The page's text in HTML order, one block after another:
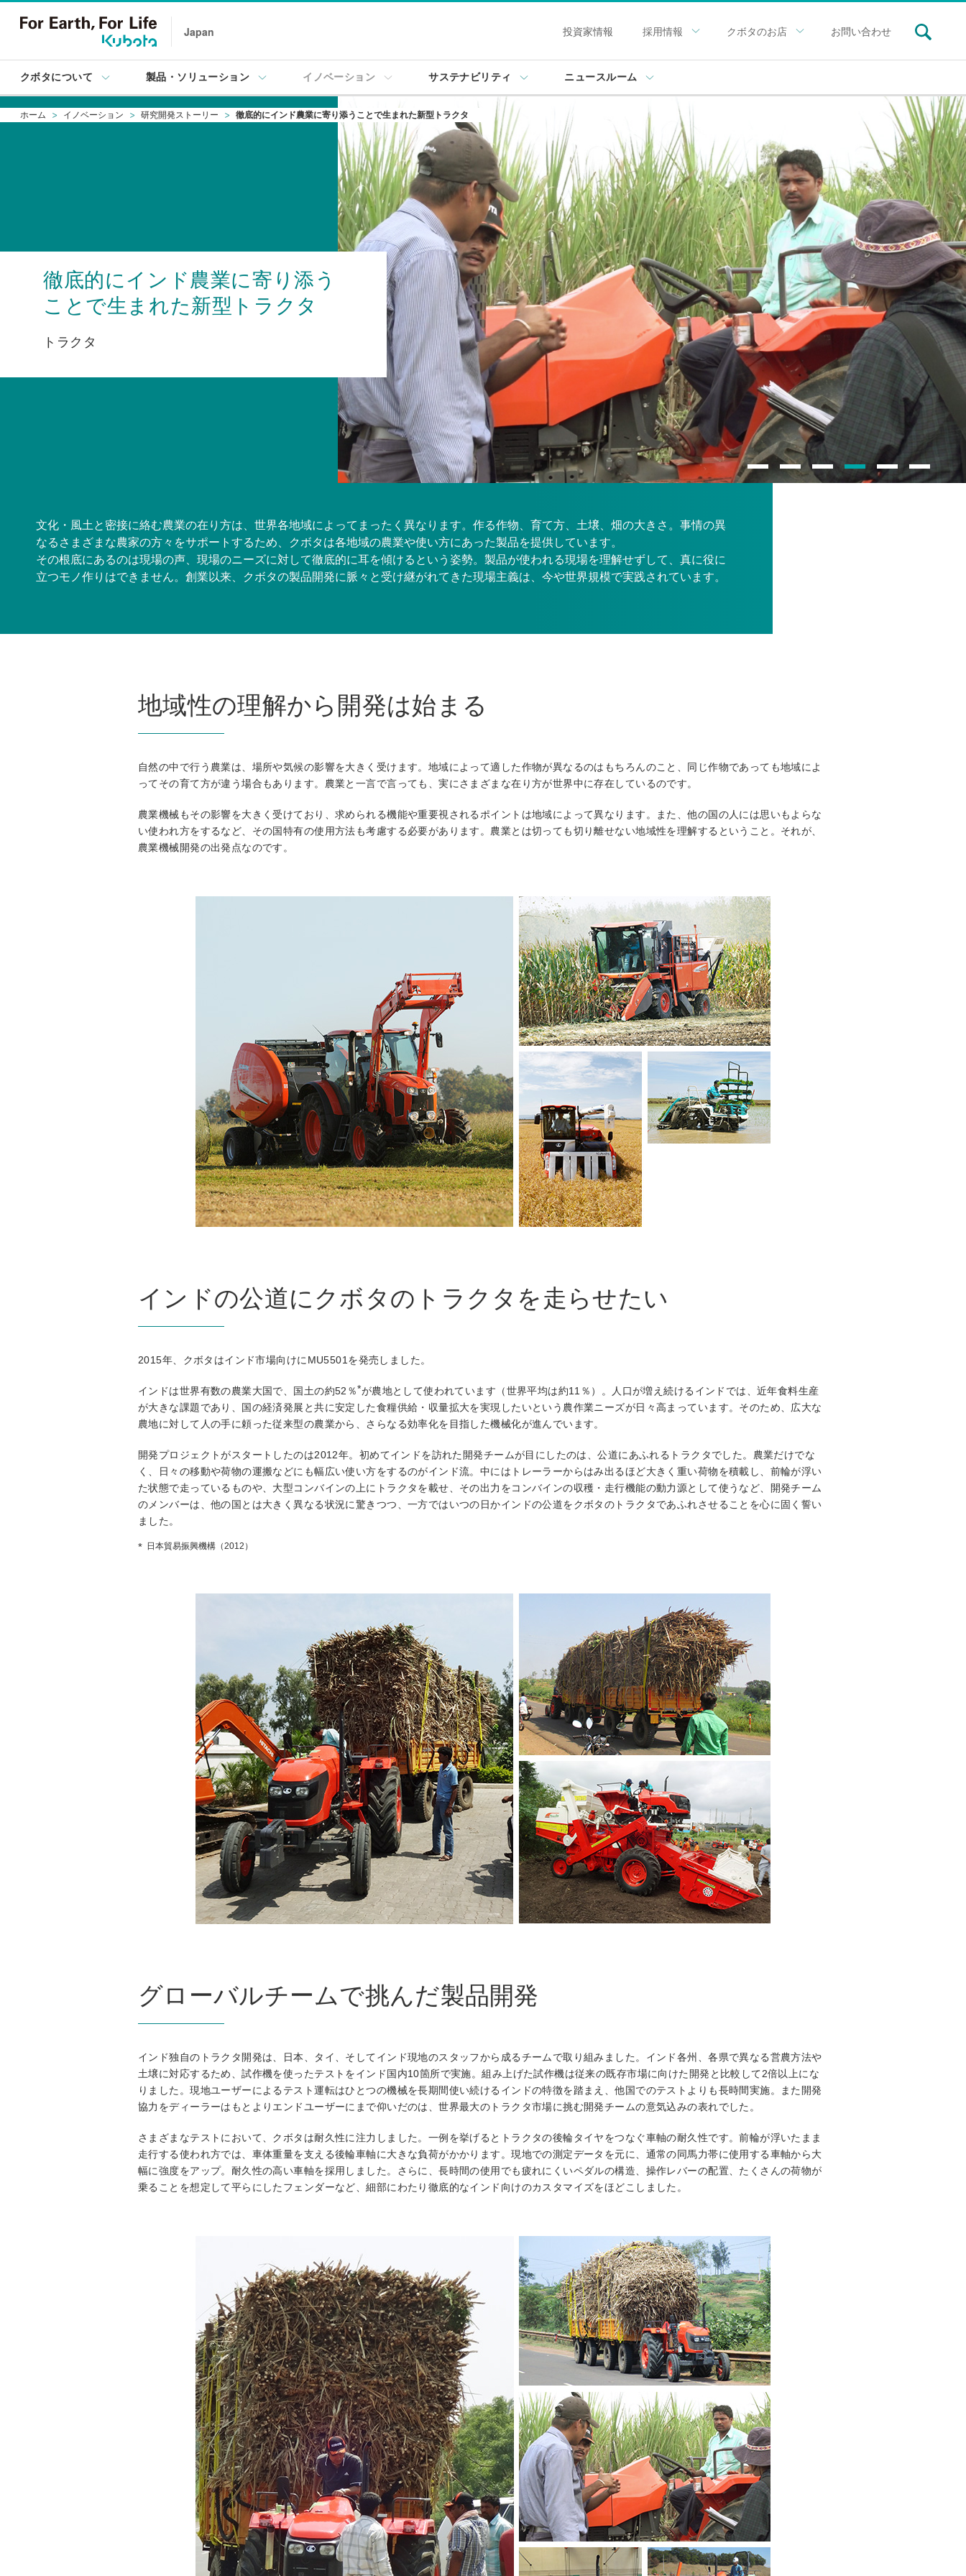
Japan 投資家情報 採用情報 クボタのお店 お問い合わせ
クボタについて 製品・ソリューション イノベーション サステナビリティ ニュースルーム
ホーム イノベーション 研究開発ストーリー 徹底的にインド農業に寄り添うことで生まれた新型トラクタ
徹底的にインド農業に寄り添う
ことで生まれた新型トラクタ
トラクタ
文化・風土と密接に絡む農業の在り方は、世界各地域によってまったく異なります。作る作物、育て方、土壌、畑の大きさ。事情の異
なるさまざまな農家の方々をサポートするため、クボタは各地域の農業や使い方にあった製品を提供しています。
その根底にあるのは現場の声、現場のニーズに対して徹底的に耳を傾けるという姿勢。製品が使われる現場を理解せずして、真に役に
立つモノ作りはできません。創業以来、クボタの製品開発に脈々と受け継がれてきた現場主義は、今や世界規模で実践されています。
地域性の理解から開発は始まる
自然の中で行う農業は、場所や気候の影響を大きく受けます。地域によって適した作物が異なるのはもちろんのこと、同じ作物であっても地域によ
ってその育て方が違う場合もあります。農業と一言で言っても、実にさまざまな在り方が世界中に存在しているのです。
農業機械もその影響を大きく受けており、求められる機能や重要視されるポイントは地域によって異なります。また、他の国の人には思いもよらな
い使われ方をするなど、その国特有の使用方法も考慮する必要があります。農業とは切っても切り離せない地域性を理解するということ。それが、
農業機械開発の出発点なのです。
インドの公道にクボタのトラクタを走らせたい
2015年、クボタはインド市場向けにMU5501を発売しました。
インドは世界有数の農業大国で、国土の約52％*が農地として使われています（世界平均は約11％）。人口が増え続けるインドでは、近年食料生産
が大きな課題であり、国の経済発展と共に安定した食糧供給・収量拡大を実現したいという農作業ニーズが日々高まっています。そのため、広大な
農地に対して人の手に頼った従来型の農業から、さらなる効率化を目指した機械化が進んでいます。
開発プロジェクトがスタートしたのは2012年。初めてインドを訪れた開発チームが目にしたのは、公道にあふれるトラクタでした。農業だけでな
く、日々の移動や荷物の運搬などにも幅広い使い方をするのがインド流。中にはトレーラーからはみ出るほど大きく重い荷物を積載し、前輪が浮い
た状態で走っているものや、大型コンバインの上にトラクタを載せ、その出力をコンバインの収穫・走行機能の動力源として使うなど、開発チーム
のメンバーは、他の国とは大きく異なる状況に驚きつつ、一方ではいつの日かインドの公道をクボタのトラクタであふれさせることを心に固く誓い
ました。
日本貿易振興機構（2012）
グローバルチームで挑んだ製品開発
インド独自のトラクタ開発は、日本、タイ、そしてインド現地のスタッフから成るチームで取り組みました。インド各州、各県で異なる営農方法や
土壌に対応するため、試作機を使ったテストをインド国内10箇所で実施。組み上げた試作機は従来の既存市場に向けた開発と比較して2倍以上にな
りました。現地ユーザーによるテスト運転はひとつの機械を長期間使い続けるインドの特徴を踏まえ、他国でのテストよりも長時間実施。また開発
協力をディーラーはもとよりエンドユーザーにまで仰いだのは、世界最大のトラクタ市場に挑む開発チームの意気込みの表れでした。
さまざまなテストにおいて、クボタは耐久性に注力しました。一例を挙げるとトラクタの後輪タイヤをつなぐ車軸の耐久性です。前輪が浮いたまま
走行する使われ方では、車体重量を支える後輪車軸に大きな負荷がかかります。現地での測定データを元に、通常の同馬力帯に使用する車軸から大
幅に強度をアップ。耐久性の高い車軸を採用しました。さらに、長時間の使用でも疲れにくいペダルの構造、操作レバーの配置、たくさんの荷物が
乗ることを想定して平らにしたフェンダーなど、細部にわたり徹底的なインド向けのカスタマイズをほどこしました。